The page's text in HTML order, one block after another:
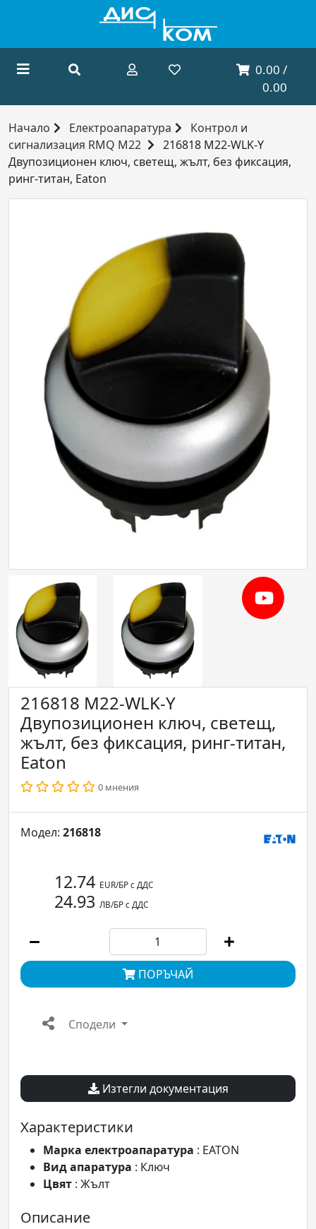
0.00 /
0.00
Начало Електроапаратура
Контрол и
сигнализация RMQ M22
216818 M22-WLK-Y
Двупозиционен ключ, светещ, жълт, без фиксация,
ринг-титан, Eaton
216818 M22-WLK-Y
Двупозиционен ключ, светещ,
жълт, без фиксация, ринг-титан,
Eaton
0 мнения
Модел: 216818
12.74 EUR/БР с ДДС
24.93 ЛВ/БР с ДДС
ПОРЪЧАЙ
Сподели
Изтегли документация
Характеристики
Марка електроапаратура : EATON
Вид апаратура : Ключ
Цвят : Жълт
Описание